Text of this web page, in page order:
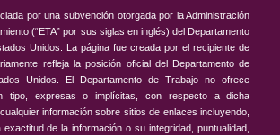
por una subvención otorgada por la Administración
(“ETA” por sus siglas en inglés) del Departamento
Unidos. La página fue creada por el recipiente de
refleja la posición oficial del Departamento de
Unidos. El Departamento de Trabajo no ofrece
tipo, expresas o implícitas, con respecto a dicha
información sobre sitios de enlaces incluyendo,
de la información o su integridad, puntualidad,